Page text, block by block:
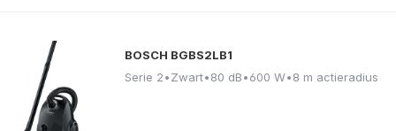
BOSCH BGBS2LB1
Serie 2•Zwart•80 dB•600 W•8 m actieradius